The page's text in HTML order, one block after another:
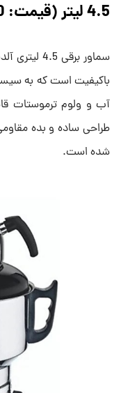
4.5 لیتر (قیمت: 4,200,000 تومان)
سماور
باکیفیت است که به
آب و ولوم ترموستات
طراحی ساده و بده
شده است.